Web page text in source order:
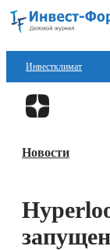
Инвестклимат
Финансы
Блокчейн
Технологии
Новости